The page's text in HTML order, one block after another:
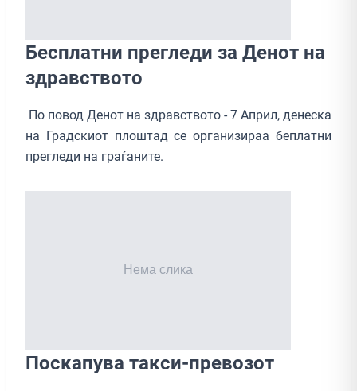
Бесплатни прегледи за Денот на
здравството
По повод Денот на здравството - 7 Aприл, денеска
на Градскиот плоштад се организираа беплатни
прегледи на граѓаните.
Поскапува такси-превозот